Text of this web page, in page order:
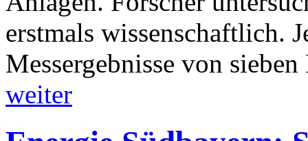
erstmals wissenschaftlich.
Messergebnisse von
weiter